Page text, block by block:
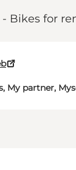
Bikes for
My partner,